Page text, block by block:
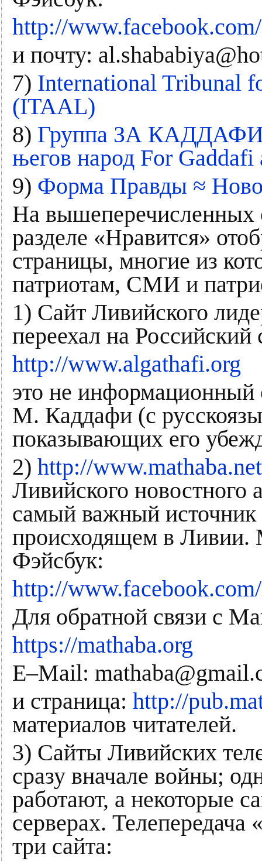
http://
и почту:
7) International Tribunal
(ITAAL)
8) Группа ЗА
његов народ For Gaddafi
9) Форма Правды ≈
На вышеперечисленных
разделе «Нравится»
страницы, многие из
патриотам, СМИ и
1) Сайт Ливийского
переехал на Российский
http://www.algathafi.org
это не информационный
М. Каддафи (с
показывающих его
2) http://
Ливийского новостного
самый важный
происходящем в Ливии.
Фэйсбук:
http://
Для обратной связи с
https://mathaba.org
E–Mail:
и страница: http://
материалов читателей.
3) Сайты Ливийских
сразу вначале войны;
работают, а некоторые
серверах.
три сайта: